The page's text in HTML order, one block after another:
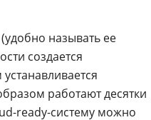
называть ее
создается
работают десятки
ready-систему можно